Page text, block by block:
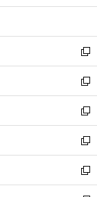
開
ン
ウ
で
開
く
ウ
ン
ド
ウ
で
開
く
新
し
い
ウ
ィ
ン
ド
ウ
で
開
新
し
い
ウ
ィ
ン
ド
ウ
新
し
い
ウ
ィ
ン
新
し
い
ウ
新
し